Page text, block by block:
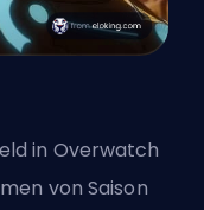
in Overwatch
von Saison